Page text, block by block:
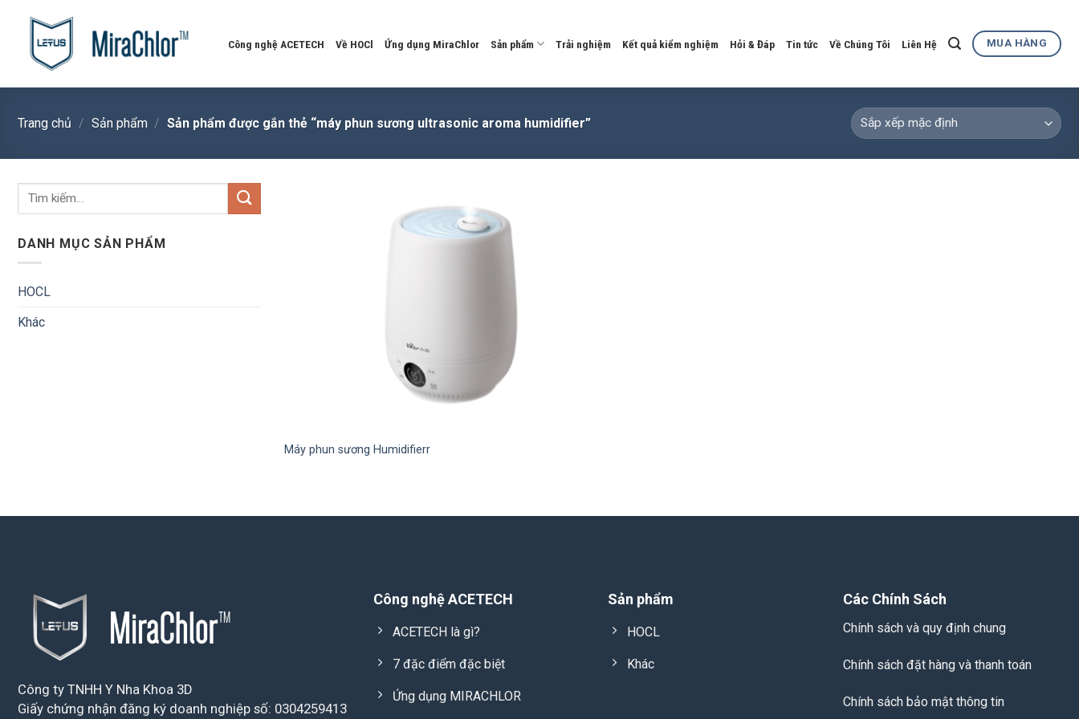
content
Công nghệ ACETECH Về HOCl Ứng dụng MiraChlor Sản phẩm Trải nghiệm Kết quả kiểm nghiệm Hỏi & Đáp Tin tức Về Chúng Tôi Liên Hệ MUA HÀNG
Trang chủ / Sản phẩm / Sản phẩm được gắn thẻ “máy phun sương ultrasonic aroma humidifier”
Tìm
DANH MỤC SẢN PHẨM
HOCL
Khác
Add to
wishlist
Máy phun sương Humidifierr
Công ty TNHH Y Nha Khoa 3D
Giấy chứng nhận đăng ký doanh nghiệp số: 0304259413
Công nghệ ACETECH
ACETECH là gì?
7 đặc điểm đặc biệt
Ứng dụng MIRACHLOR
Sản phẩm
HOCL
Khác
Các Chính Sách
Chính sách và quy định chung
Chính sách đặt hàng và thanh toán
Chính sách bảo mật thông tin